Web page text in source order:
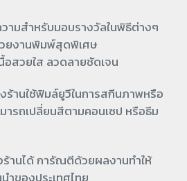
ามสำหรับมอบรางวัลในพิธีต่างๆ
ยงานพิมพ์สุดพิเศษ
สวยใส ลวดลายชัดเจน
ร้านใช้ฟิมล์ยูวีในการสกีนภาพหรือ
รถเปลี่ยนสีตามคอนเซป หรือธีม
านได้ การัณตีด้วยผลงานทำให้